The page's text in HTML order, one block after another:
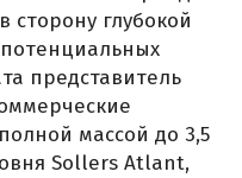
сторону глубокой
представитель
массой до 3,5
Sollers Atlant,